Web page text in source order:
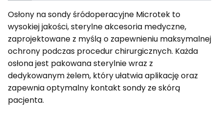
Osłony na sondy śródoperacyjne Microtek to
wysokiej jakości, sterylne akcesoria medyczne,
zaprojektowane z myślą o zapewnieniu maksymalnej
ochrony podczas procedur chirurgicznych. Każda
osłona jest pakowana sterylnie wraz z
dedykowanym żelem, który ułatwia aplikację oraz
zapewnia optymalny kontakt sondy ze skórą
pacjenta.